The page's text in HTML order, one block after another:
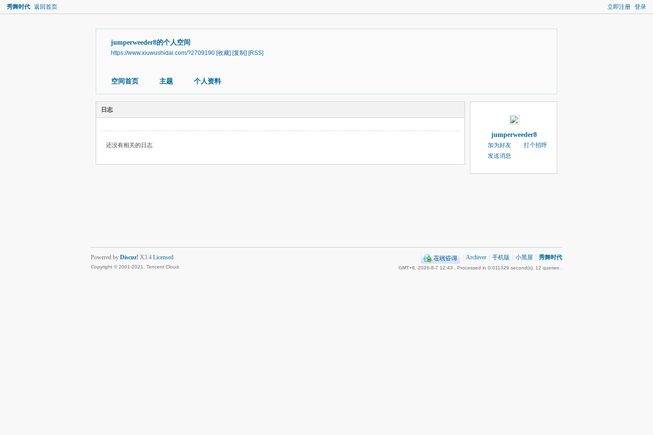
立即注册 登录
秀舞时代 返回首页
jumperweeder8的个人空间
https://www.xiuwushidai.com/?2709190 [收藏] [复制] [RSS]
空间首页 主题 个人资料
日志
还没有相关的日志
jumperweeder8
加为好友
打个招呼
发送消息
Archiver 手机版 小黑屋 秀舞时代
GMT+8, 2026-8-7 12:43 , Processed in 0.011329 second(s), 12 queries .
Powered by Discuz! X3.4 Licensed
Copyright © 2001-2021, Tencent Cloud.